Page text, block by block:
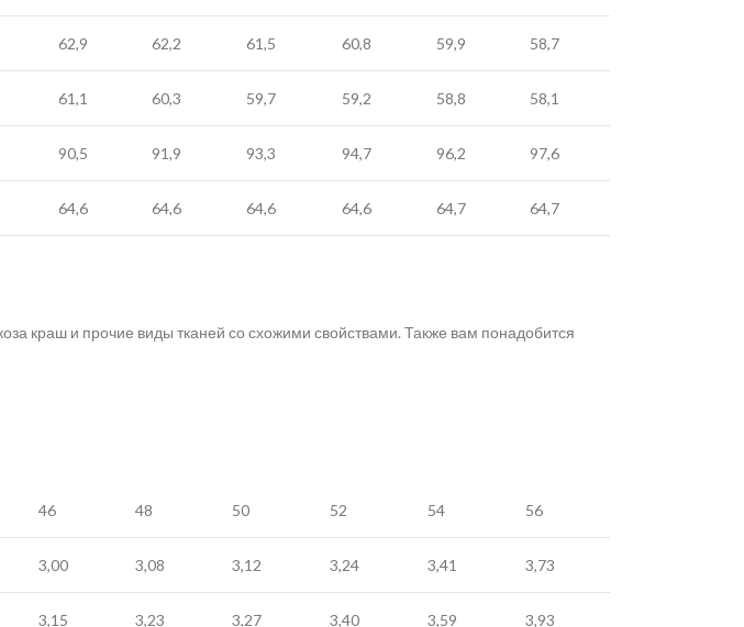
62,9 62,2 61,5 60,8 59,9 58,7
61,1 60,3 59,7 59,2 58,8 58,1
90,5 91,9 93,3 94,7 96,2 97,6
64,6 64,6 64,6 64,6 64,7 64,7
краш и прочие виды тканей со схожими свойствами. Также вам понадобится
46 48 50 52 54 56
3,00 3,08 3,12 3,24 3,41 3,73
3,15 3,23 3,27 3,40 3,59 3,93